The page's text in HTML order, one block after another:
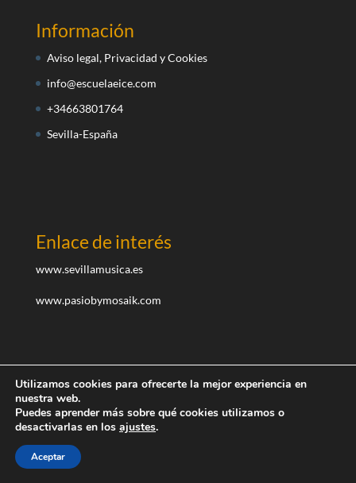
Información
Aviso legal, Privacidad y Cookies
info@escuelaeice.com
+34663801764
Sevilla-España
Enlace de interés
www.sevillamusica.es
www.pasiobymosaik.com
Diseñado por teayudoaemprender.com I ©Todos los
Utilizamos cookies para ofrecerte la mejor experiencia en
nuestra web.
Puedes aprender más sobre qué cookies utilizamos o
desactivarlas en los ajustes.
Aceptar